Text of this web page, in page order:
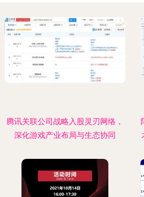
腾讯关联公司战略入股灵刃网络，
深化游戏产业布局与生态协同